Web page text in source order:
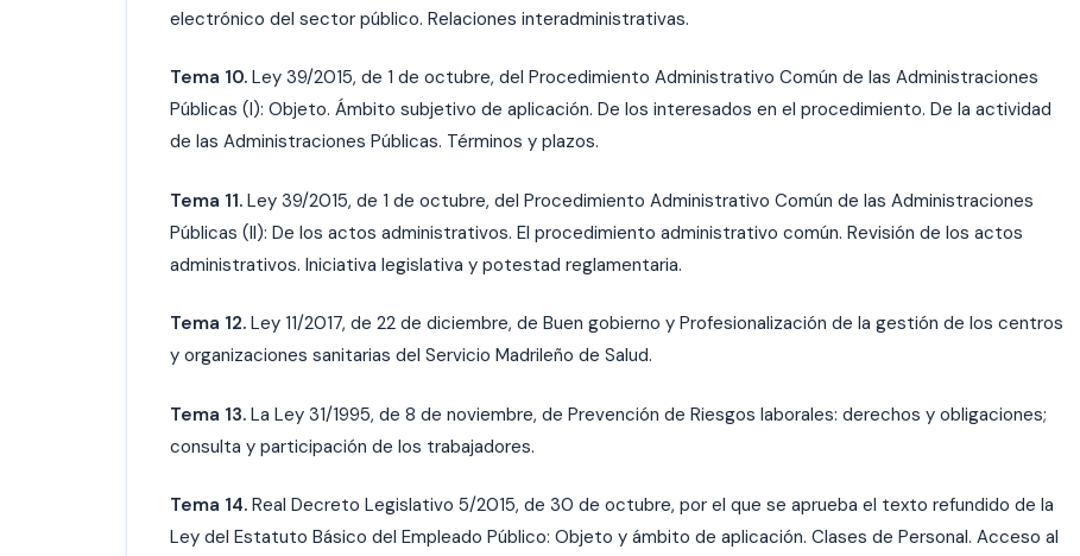
electrónico del sector público. Relaciones interadministrativas.
Tema 10. Ley 39/2015, de 1 de octubre, del Procedimiento Administrativo Común de las Administraciones
Públicas (I): Objeto. Ámbito subjetivo de aplicación. De los interesados en el procedimiento. De la actividad
de las Administraciones Públicas. Términos y plazos.
Tema 11. Ley 39/2015, de 1 de octubre, del Procedimiento Administrativo Común de las Administraciones
Públicas (II): De los actos administrativos. El procedimiento administrativo común. Revisión de los actos
administrativos. Iniciativa legislativa y potestad reglamentaria.
Tema 12. Ley 11/2017, de 22 de diciembre, de Buen gobierno y Profesionalización de la gestión de los centros
y organizaciones sanitarias del Servicio Madrileño de Salud.
Tema 13. La Ley 31/1995, de 8 de noviembre, de Prevención de Riesgos laborales: derechos y obligaciones;
consulta y participación de los trabajadores.
Tema 14. Real Decreto Legislativo 5/2015, de 30 de octubre, por el que se aprueba el texto refundido de la
Ley del Estatuto Básico del Empleado Público: Objeto y ámbito de aplicación. Clases de Personal. Acceso al